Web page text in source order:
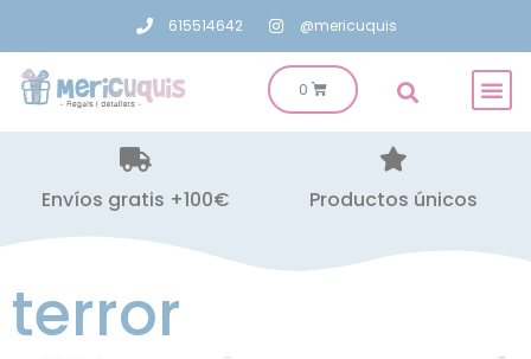
615514642 @mericuquis
Envíos gratis +100€ Productos únicos
terror